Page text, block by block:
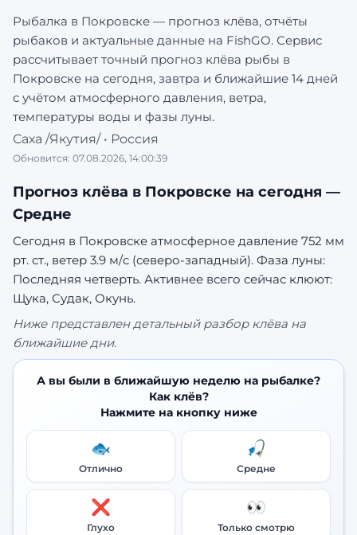
Рыбалка в Покровске — прогноз клёва, отчёты
рыбаков и актуальные данные на FishGO. Сервис
рассчитывает точный прогноз клёва рыбы в
Покровске на сегодня, завтра и ближайшие 14 дней
с учётом атмосферного давления, ветра,
температуры воды и фазы луны.
Саха /Якутия/• Россия
Обновится: 07.08.2026, 14:00:39
Прогноз клёва в Покровске на сегодня —
Средне
Сегодня в Покровске атмосферное давление 752 мм
рт. ст., ветер 3.9 м/с (северо-западный). Фаза луны:
Последняя четверть. Активнее всего сейчас клюют:
Щука, Судак, Окунь.
Ниже представлен детальный разбор клёва на
ближайшие дни.
А вы были в ближайшую неделю на рыбалке?
Как клёв?
Нажмите на кнопку ниже
🐟
Отлично
🎣
Средне
❌
Глухо
👀
Только смотрю